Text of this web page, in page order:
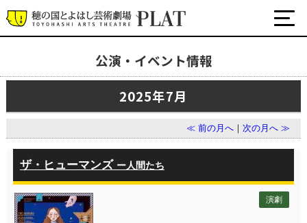
公式SNS
公演・イベント情報
2025年7月
≪ 前の月へ ｜次の月へ ≫
ザ・ヒューマンズ ー人間たち
演劇
最新の公演・イベント情報
演劇・ダンス・音楽など
イベント
プラットについて